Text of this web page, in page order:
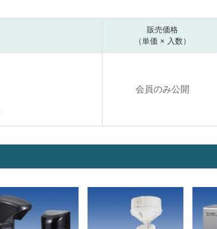
販売価格
（単価 × 入数）
会員のみ公開